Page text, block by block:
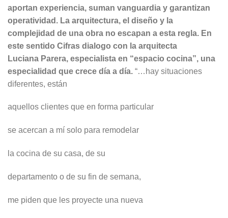
aportan experiencia, suman vanguardia y garantizan
operatividad. La arquitectura, el diseño y la
complejidad de una obra no escapan a esta regla. En
este sentido Cifras dialogo con la arquitecta
Luciana Parera, especialista en “espacio cocina”, una
especialidad que crece día a día. “…hay situaciones
diferentes, están
aquellos clientes que en forma particular
se acercan a mí solo para remodelar
la cocina de su casa, de su
departamento o de su fin de semana,
me piden que les proyecte una nueva